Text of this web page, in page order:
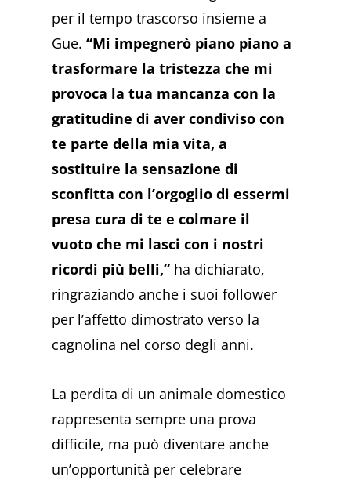
per il tempo trascorso insieme a
Gue.“Mi impegnerò piano piano a
trasformare la tristezza che mi
provoca la tua mancanza con la
gratitudine di aver condiviso con
te parte della mia vita, a
sostituire la sensazione di
sconfitta con l’orgoglio di essermi
presa cura di te e colmare il
vuoto che mi lasci con i nostri
ricordi più belli,” ha dichiarato,
ringraziando anche i suoi follower
per l’affetto dimostrato verso la
cagnolina nel corso degli anni.
La perdita di un animale domestico
rappresenta sempre una prova
difficile, ma può diventare anche
un’opportunità per celebrare